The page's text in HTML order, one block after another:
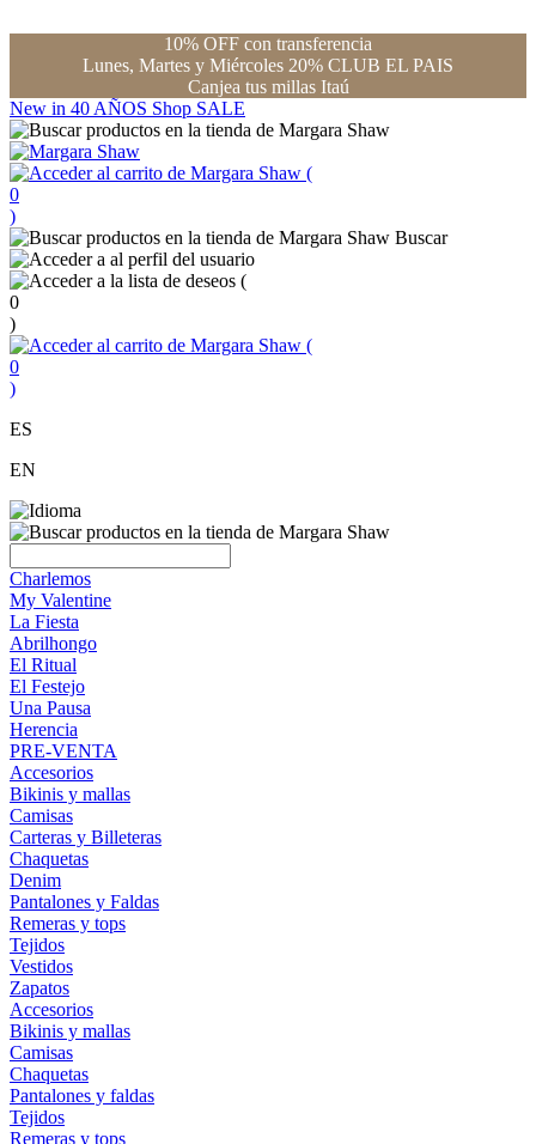
10% OFF con transferencia
Lunes, Martes y Miércoles 20% CLUB EL PAIS
Canjea tus millas Itaú
New in 40 AÑOS Shop SALE
(
0
)
Buscar
(
0
)
(
0
)
ES
EN
Charlemos
My Valentine
La Fiesta
Abrilhongo
El Ritual
El Festejo
Una Pausa
Herencia
PRE-VENTA
Accesorios
Bikinis y mallas
Camisas
Carteras y Billeteras
Chaquetas
Denim
Pantalones y Faldas
Remeras y tops
Tejidos
Vestidos
Zapatos
Accesorios
Bikinis y mallas
Camisas
Chaquetas
Pantalones y faldas
Tejidos
Remeras y tops